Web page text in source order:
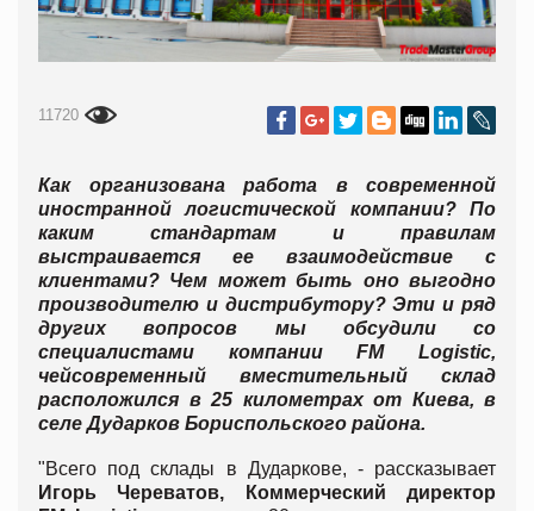
11720
Как организована работа в современной
иностранной логистической компании? По
каким стандартам и правилам
выстраивается ее взаимодействие с
клиентами? Чем может быть оно выгодно
производителю и дистрибутору? Эти и ряд
других вопросов мы обсудили со
специалистами компанииFMLogistic,
чейсовременный вместительный склад
расположился в 25 километрах от Киева, в
селе Дударков Бориспольского района.
"Всего под склады в Дударкове, - рассказывает
Игорь Череватов, Коммерческий директор